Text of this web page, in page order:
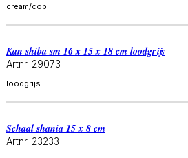
cream/cop
Meer informatie
Kan shiba sm 16 x 15 x 18 cm loodgrijs
Artnr. 29073
loodgrijs
Meer informatie
Schaal shania 15 x 8 cm
Artnr. 23233